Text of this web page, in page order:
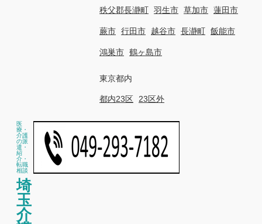
秩父郡長瀞町 羽生市 草加市 蓮田市
蕨市 行田市 越谷市 長瀞町 飯能市
鴻巣市 鶴ヶ島市
東京都内
都内23区 23区外
医
療・
介護
の派
遣・
紹
介・
転職
相談
埼
玉
介